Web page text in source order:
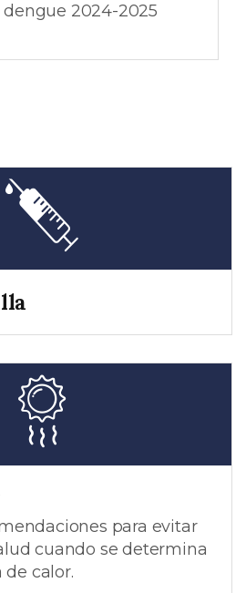
2024-2025
para evitar
cuando se determina
calor.